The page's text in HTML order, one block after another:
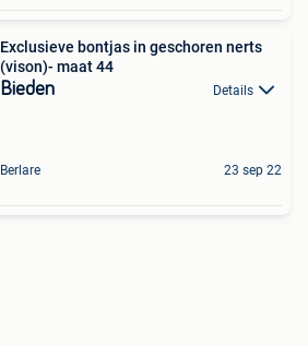
Exclusieve bontjas in geschoren nerts
(vison)- maat 44
Bieden Details
Berlare 23 sep 22